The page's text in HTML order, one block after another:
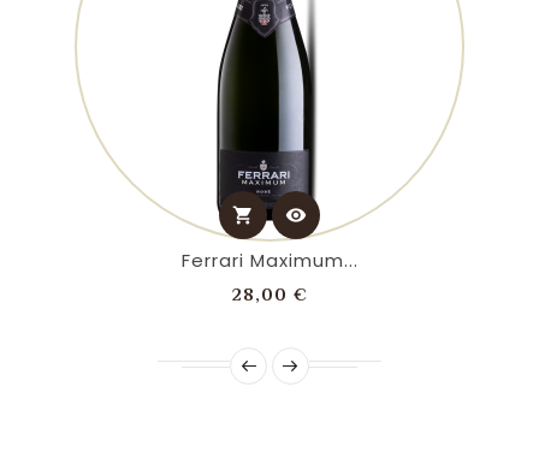
shopping_cart visibility
Ferrari Maximum...
28,00 €Prezzo